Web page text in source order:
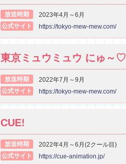
放送時期
2023年4月～6月
公式サイト
https://tokyo-mew-mew.com/
東京ミュウミュウ にゅ～♡
放送時期
2022年7月～9月
公式サイト
https://tokyo-mew-mew.com/
CUE!
放送時期
2022年4月～6月(2クール目)
公式サイト
https://cue-animation.jp/